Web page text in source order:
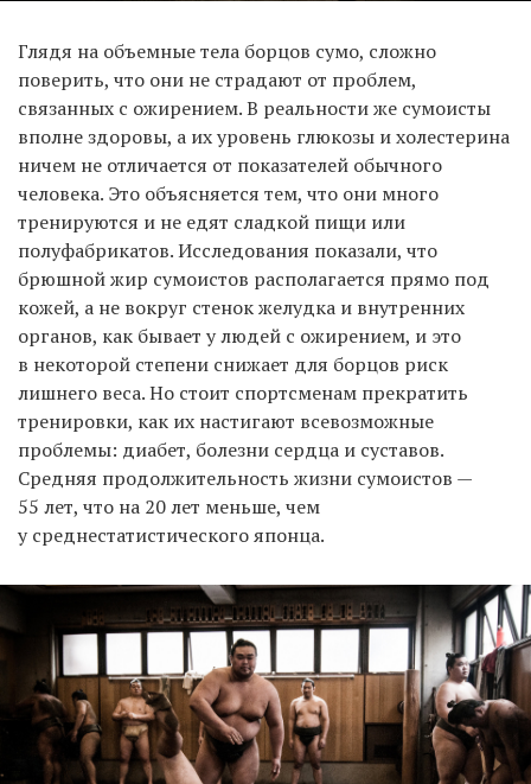
Глядя на объемные тела борцов сумо, сложно
поверить, что они не страдают от проблем,
связанных с ожирением. В реальности же сумоисты
вполне здоровы, а их уровень глюкозы и холестерина
ничем не отличается от показателей обычного
человека. Это объясняется тем, что они много
тренируются и не едят сладкой пищи или
полуфабрикатов. Исследования показали, что
брюшной жир сумоистов располагается прямо под
кожей, а не вокруг стенок желудка и внутренних
органов, как бывает у людей с ожирением, и это
в некоторой степени снижает для борцов риск
лишнего веса. Но стоит спортсменам прекратить
тренировки, как их настигают всевозможные
проблемы: диабет, болезни сердца и суставов.
Средняя продолжительность жизни сумоистов —
55 лет, что на 20 лет меньше, чем
у среднестатистического японца.